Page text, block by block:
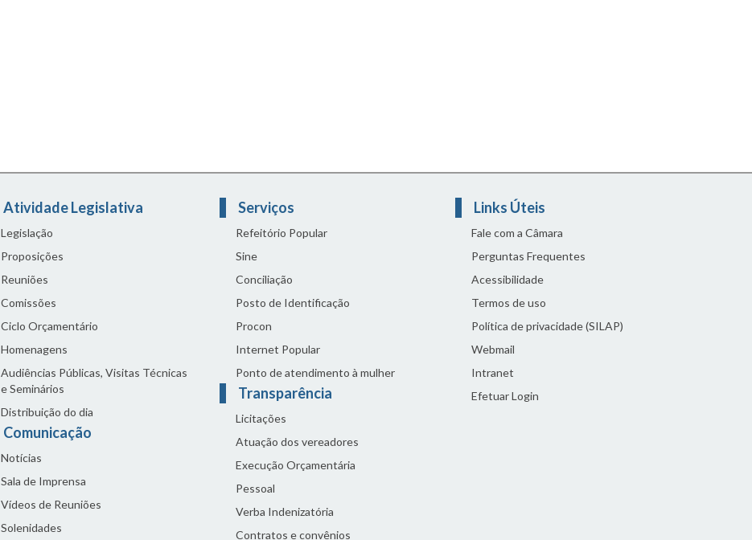
Atividade Legislativa
Legislação
Proposições
Reuniões
Comissões
Ciclo Orçamentário
Homenagens
Audiências Públicas, Visitas Técnicas
e Seminários
Distribuição do dia
Comunicação
Notícias
Sala de Imprensa
Vídeos de Reuniões
Solenidades
Serviços
Refeitório Popular
Sine
Conciliação
Posto de Identificação
Procon
Internet Popular
Ponto de atendimento à mulher
Transparência
Licitações
Atuação dos vereadores
Execução Orçamentária
Pessoal
Verba Indenizatória
Contratos e convênios
Links Úteis
Fale com a Câmara
Perguntas Frequentes
Acessibilidade
Termos de uso
Política de privacidade (SILAP)
Webmail
Intranet
Efetuar Login